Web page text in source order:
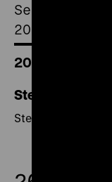
September
2018
20.00 Uhr
Stein schleift
Stein schleift